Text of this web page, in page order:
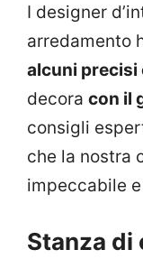
I designer
arredamento
alcuni precisi
decora con il
consigli
che la nostra
impeccabile
Stanza di